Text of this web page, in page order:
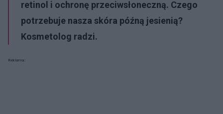
retinol i ochronę przeciwsłoneczną. Czego
potrzebuje nasza skóra późną jesienią?
Kosmetolog radzi.
Reklama: